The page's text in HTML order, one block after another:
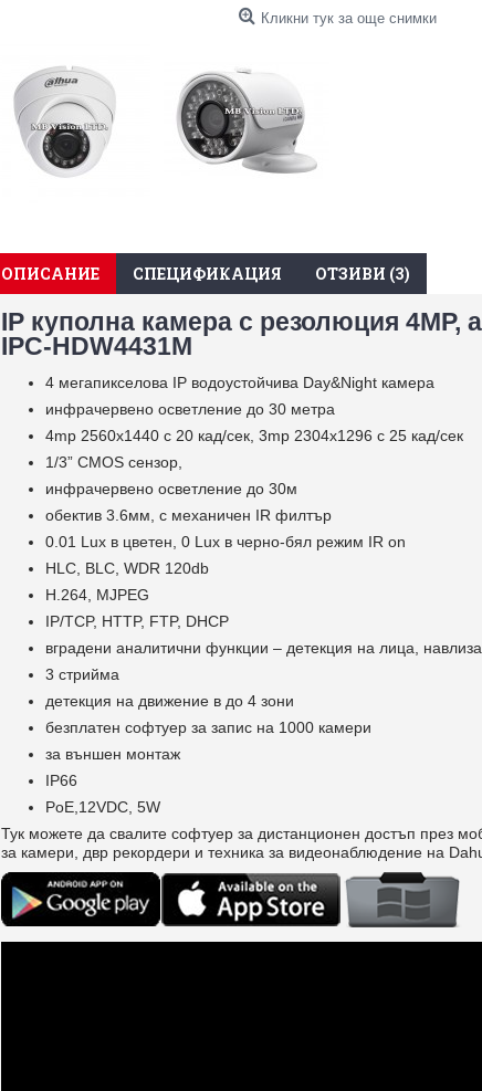
Кликни тук за още снимки
ОПИСАНИЕ СПЕЦИФИКАЦИЯ ОТЗИВИ (3)
IP куполна камера с резолюция
IPC-HDW4431M
4 мегапикселова IP водоустойчива Day&Night камера
инфрачервено осветление до 30 метра
4mp 2560x1440 с 20 кад/сек, 3mp 2304x1296 с 25 кад/сек
1/3” CMOS сензор,
инфрачервено осветление до 30м
обектив 3.6мм, с механичен IR филтър
0.01 Lux в цветен, 0 Lux в черно-бял режим IR on
HLC, BLC, WDR 120db
H.264, MJPEG
IP/TCP, HTTP, FTP, DHCP
вградени аналитични функции – детекция на лица,
3 стрийма
детекция на движение в до 4 зони
безплатен софтуер за запис на 1000 камери
за външен монтаж
IP66
PoE,12VDC, 5W
Тук можете да свалите софтуер за дистанционен достъп през
за камери, двр рекордери и техника за видеонаблюдение на